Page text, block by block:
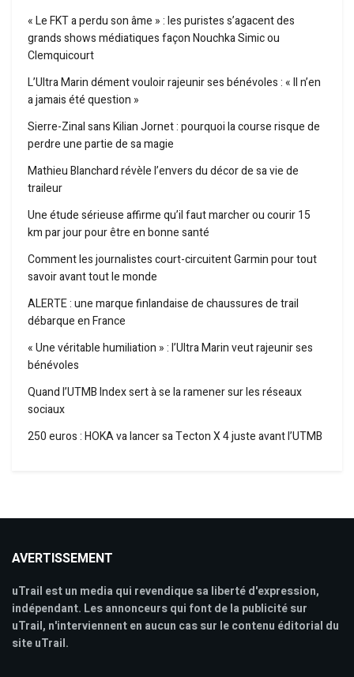
« Le FKT a perdu son âme » : les puristes s’agacent des
grands shows médiatiques façon Nouchka Simic ou
Clemquicourt
L’Ultra Marin dément vouloir rajeunir ses bénévoles : « Il n’en
a jamais été question »
Sierre-Zinal sans Kilian Jornet : pourquoi la course risque de
perdre une partie de sa magie
Mathieu Blanchard révèle l’envers du décor de sa vie de
traileur
Une étude sérieuse affirme qu’il faut marcher ou courir 15
km par jour pour être en bonne santé
Comment les journalistes court-circuitent Garmin pour tout
savoir avant tout le monde
ALERTE : une marque finlandaise de chaussures de trail
débarque en France
« Une véritable humiliation » : l’Ultra Marin veut rajeunir ses
bénévoles
Quand l’UTMB Index sert à se la ramener sur les réseaux
sociaux
250 euros : HOKA va lancer sa Tecton X 4 juste avant l’UTMB
AVERTISSEMENT
uTrail est un media qui revendique sa liberté d'expression,
indépendant. Les annonceurs qui font de la publicité sur
uTrail, n'interviennent en aucun cas sur le contenu éditorial du
site uTrail.